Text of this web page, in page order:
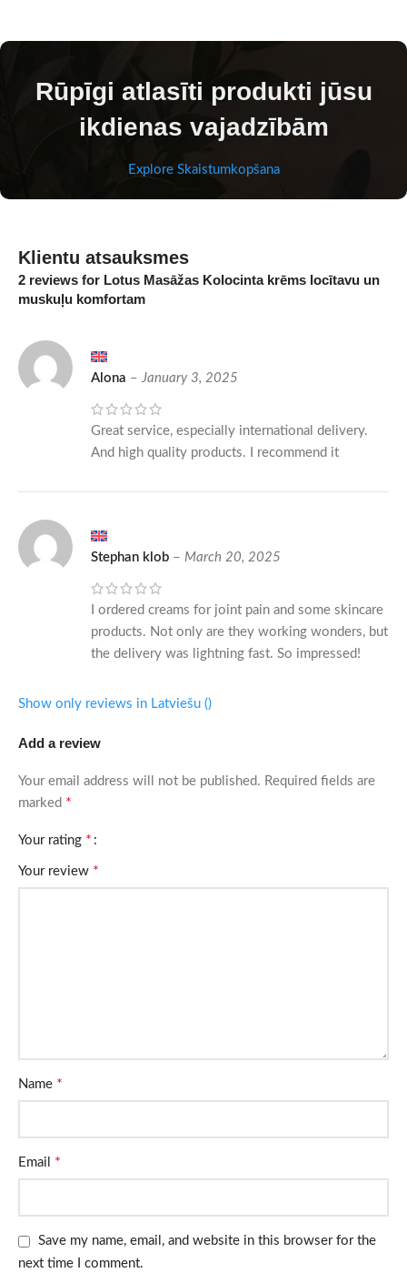
Rūpīgi atlasīti produkti jūsu
ikdienas vajadzībām
Explore Skaistumkopšana
Klientu atsauksmes
2 reviews for Lotus Masāžas Kolocinta krēms locītavu un
muskuļu komfortam
Alona – January 3, 2025
Great service, especially international delivery.
And high quality products. I recommend it
Stephan klob – March 20, 2025
I ordered creams for joint pain and some skincare
products. Not only are they working wonders, but
the delivery was lightning fast. So impressed!
Show only reviews in Latviešu ()
Add a review
Your email address will not be published. Required fields are
marked *
Your rating *
Your review *
Name *
Email *
Save my name, email, and website in this browser for the
next time I comment.